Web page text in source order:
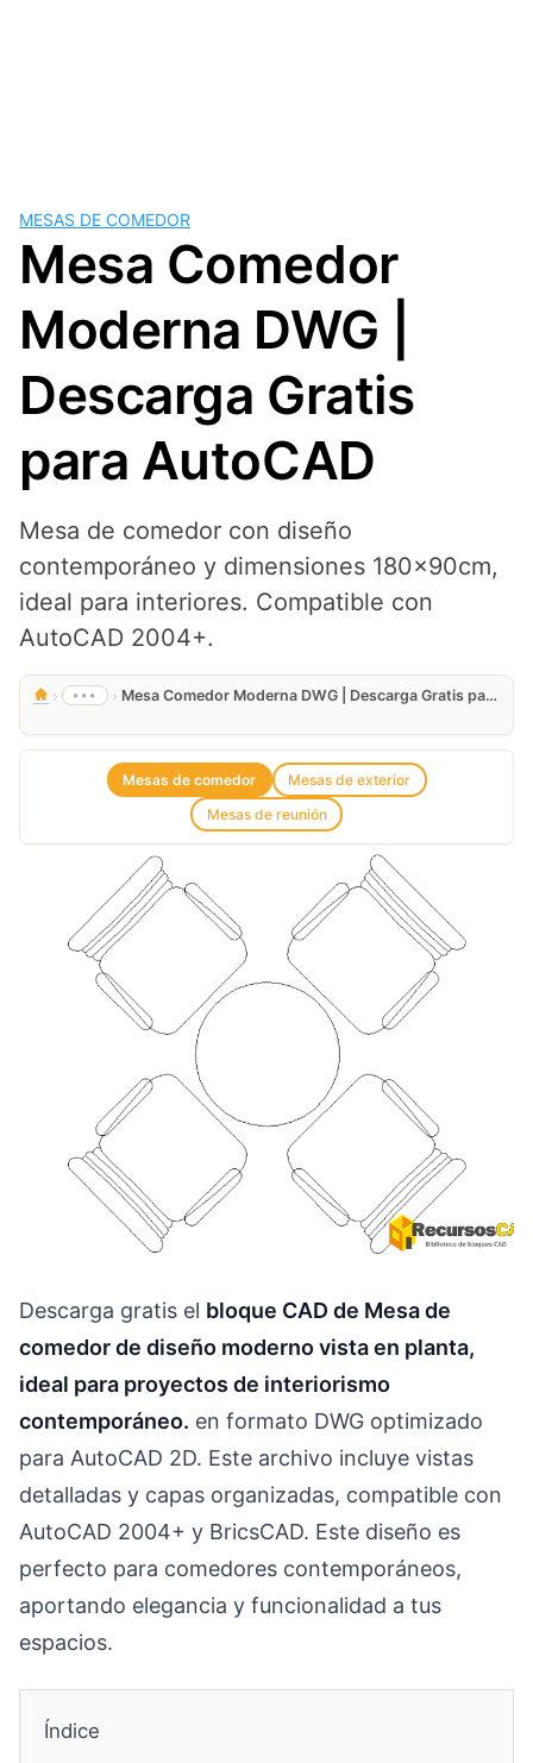
MESAS DE COMEDOR
Mesa Comedor
Moderna DWG |
Descarga Gratis
para AutoCAD
Mesa de comedor con diseño
contemporáneo y dimensiones 180x90cm,
ideal para interiores. Compatible con
AutoCAD 2004+.
› ••• › Mesa Comedor Moderna DWG | Descarga Gratis para AutoCAD
Mesas de comedor
Mesas de exterior
Mesas de reunión
Descarga gratis el bloque CAD de Mesa de
comedor de diseño moderno vista en planta,
ideal para proyectos de interiorismo
contemporáneo. en formato DWG optimizado
para AutoCAD 2D. Este archivo incluye vistas
detalladas y capas organizadas, compatible con
AutoCAD 2004+ y BricsCAD. Este diseño es
perfecto para comedores contemporáneos,
aportando elegancia y funcionalidad a tus
espacios.
Índice